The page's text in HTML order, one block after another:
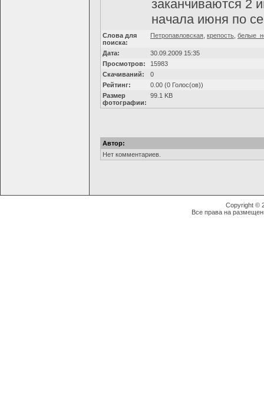
заканчиваются 2
начала июня по
Слова для
поиска:
Петропавловская крепость
Дата:
30.09.2009 15:35
Просмотров:
15983
Скачиваний:
0
Рейтинг:
0.00 (0 Голос(ов))
Размер
фотографии:
99.1 KB
Автор:
Нет комментариев.
Copyright ©
Все права на